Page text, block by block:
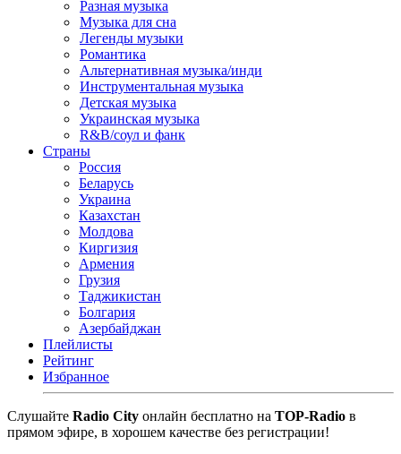
Разная музыка
Музыка для сна
Легенды музыки
Романтика
Альтернативная музыка/инди
Инструментальная музыка
Детская музыка
Украинская музыка
R&B/cоул и фанк
Страны
Россия
Беларусь
Украина
Казахстан
Молдова
Киргизия
Армения
Грузия
Таджикистан
Болгария
Азербайджан
Плейлисты
Рейтинг
Избранное
Cлушайте Radio City онлайн бесплатно на TOP-Radio в
прямом эфире, в хорошем качестве без регистрации!